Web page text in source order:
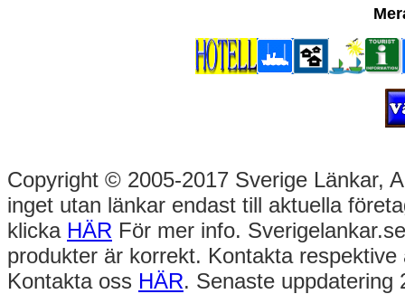
Copyright © 2005-2017 Sverige Länkar,
inget utan länkar endast till aktuella
klicka HÄR För mer info.
produkter är korrekt. Kontakta
Kontakta oss HÄR. Senaste uppdatering